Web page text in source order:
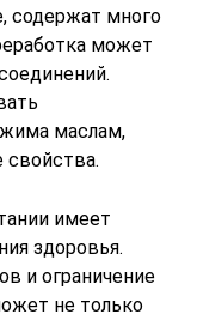
содержат много
может
маслам,
имеет
здоровья.
и ограничение
не только